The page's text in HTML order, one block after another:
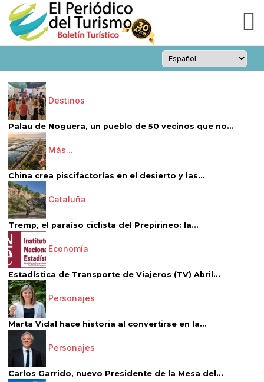
Destinos
Palau de Noguera, un pueblo de 50 vecinos que no...
Más...
China crea piscifactorías en el desierto y las...
Cataluña
Tremp, el paraíso ciclista del Prepirineo: la...
Economía
Estadística de Transporte de Viajeros (TV) Abril...
Personajes
Marta Vidal hace historia al convertirse en la...
Personajes
Carlos Garrido, nuevo Presidente de la Mesa del...